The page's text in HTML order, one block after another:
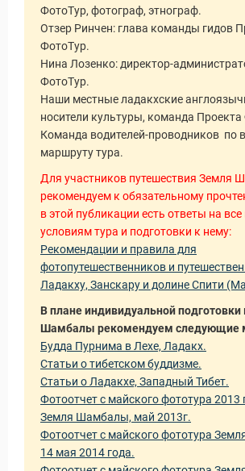
ФотоТур, фотограф, этнограф.
Отзер Ринчен: глава команды гидов
ФотоТур.
Нина Лозенко: директор-
ФотоТур.
Наши местные ладакхские
носители культуры, команда
Команда водителей-проводников по
маршруту тура.
Для участников путешествия Земля
рекомендуем к обязательному
в этой публикации есть ответы на
условиям тура и подготовки к нему:
Рекомендации и правила для
фотопутешественников и
Ладакху, Занскару и долине Спити
В плане индивидуальной подготовки
Шамбалы рекомендуем следующие
Будда Пурнима в Лехе, Ладакх.
Статьи о тибетском буддизме.
Статьи о Ладакхе, Западный Тибет.
Фотоотчет с майского фототура 2013
Земля Шамбалы, май 2013г.
Фотоотчет с майского фототура
14 мая 2014 года.